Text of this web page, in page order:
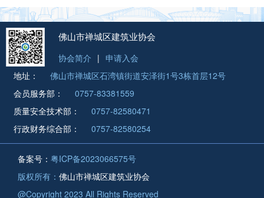
佛山市禅城区建筑业协会
协会简介 | 申请入会
地址：
佛山市禅城区石湾镇街道安泽街1号3栋首层12号
会员服务部：
0757-83381559
质量安全技术部：
0757-82580471
行政财务综合部：
0757-82580254
备案号： 粤ICP备2023066575号
版权所有： 佛山市禅城区建筑业协会
@Copyright 2023 All Rights Reserved